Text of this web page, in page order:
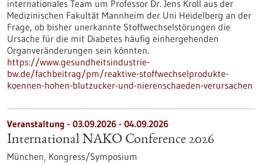
internationales Team um Professor Dr. Jens Kroll aus der
Medizinischen Fakultät Mannheim der Uni Heidelberg an der
Frage, ob bisher unerkannte Stoffwechselstörungen die
Ursache für die mit Diabetes häufig einhergehenden
Organveränderungen sein könnten.
https://www.gesundheitsindustrie-
bw.de/fachbeitrag/pm/reaktive-stoffwechselprodukte-
koennen-hohen-blutzucker-und-nierenschaeden-verursachen
Veranstaltung - 03.09.2026 - 04.09.2026
International NAKO Conference 2026
München, Kongress/Symposium